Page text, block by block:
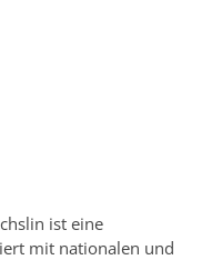
ist eine
mit nationalen und